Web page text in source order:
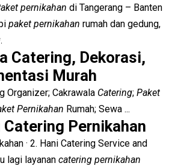
pernikahan di Tangerang – Banten
paket pernikahan rumah dan gedung,
.
Catering, Dekorasi,
Murah
Organizer; Cakrawala Catering; Paket
Pernikahan Rumah; Sewa ...
Pernikahan
· 2. Hani Catering Service and
lagi layanan catering pernikahan